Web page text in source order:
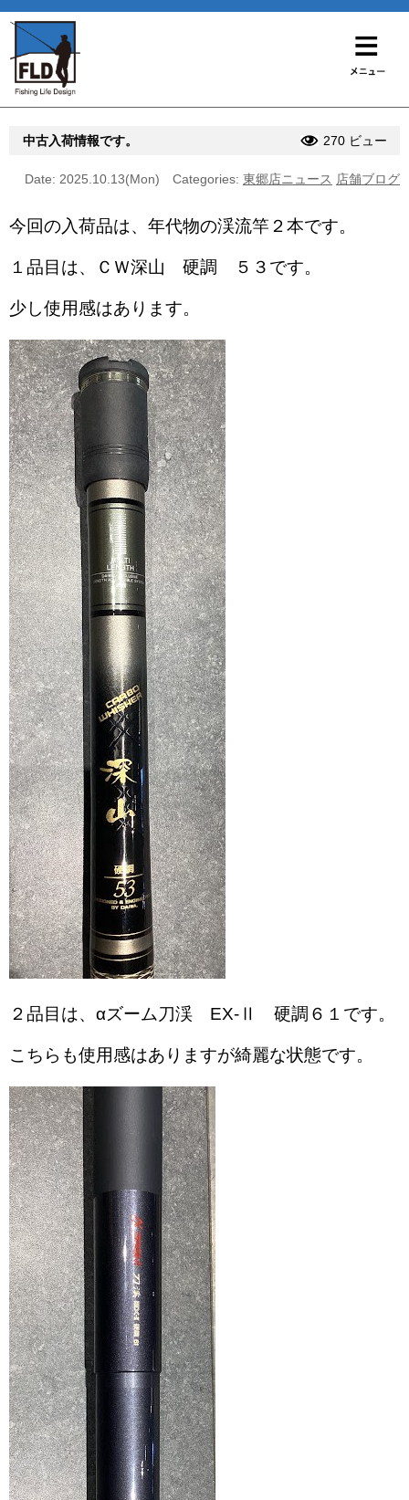
中古入荷情報です。 270 ビュー
Date: 2025.10.13(Mon) Categories: 東郷店ニュース 店舗ブログ
今回の入荷品は、年代物の渓流竿２本です。
１品目は、ＣＷ深山 硬調 ５３です。
少し使用感はあります。
２品目は、αズーム刀渓 EX-Ⅱ 硬調６１です。
こちらも使用感はありますが綺麗な状態です。